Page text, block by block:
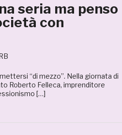
seria ma penso
con
“di mezzo”. Nella giornata di
Roberto Felleca, imprenditore
[…]